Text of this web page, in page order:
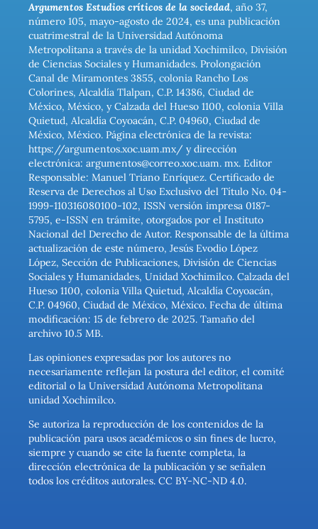
Argumentos Estudios críticos de la sociedad, año 37,
número 105, mayo-agosto de 2024, es una publicación
cuatrimestral de la Universidad Autónoma
Metropolitana a través de la unidad Xochimilco, División
de Ciencias Sociales y Humanidades. Prolongación
Canal de Miramontes 3855, colonia Rancho Los
Colorines, Alcaldía Tlalpan, C.P. 14386, Ciudad de
México, México, y Calzada del Hueso 1100, colonia Villa
Quietud, Alcaldía Coyoacán, C.P. 04960, Ciudad de
México, México. Página electrónica de la revista:
https://argumentos.xoc.uam.mx/ y dirección
electrónica: argumentos@correo.xoc.uam. mx. Editor
Responsable: Manuel Triano Enríquez. Certificado de
Reserva de Derechos al Uso Exclusivo del Título No. 04-
1999-110316080100-102, ISSN versión impresa 0187-
5795, e-ISSN en trámite, otorgados por el Instituto
Nacional del Derecho de Autor. Responsable de la última
actualización de este número, Jesús Evodio López
López, Sección de Publicaciones, División de Ciencias
Sociales y Humanidades, Unidad Xochimilco. Calzada del
Hueso 1100, colonia Villa Quietud, Alcaldía Coyoacán,
C.P. 04960, Ciudad de México, México. Fecha de última
modificación: 15 de febrero de 2025. Tamaño del
archivo 10.5 MB.
Las opiniones expresadas por los autores no
necesariamente reflejan la postura del editor, el comité
editorial o la Universidad Autónoma Metropolitana
unidad Xochimilco.
Se autoriza la reproducción de los contenidos de la
publicación para usos académicos o sin fines de lucro,
siempre y cuando se cite la fuente completa, la
dirección electrónica de la publicación y se señalen
todos los créditos autorales. CC BY-NC-ND 4.0.